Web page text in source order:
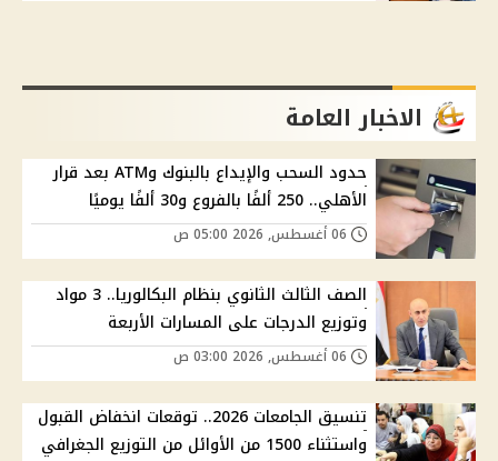
الاخبار العامة
حدود السحب والإيداع بالبنوك وATM بعد قرار
الأهلي.. 250 ألفًا بالفروع و30 ألفًا يوميًا
الصف الثالث الثانوي بنظام البكالوريا.. 3 مواد
وتوزيع الدرجات على المسارات الأربعة
تنسيق الجامعات 2026.. توقعات انخفاض القبول
واستثناء 1500 من الأوائل من التوزيع الجغرافي